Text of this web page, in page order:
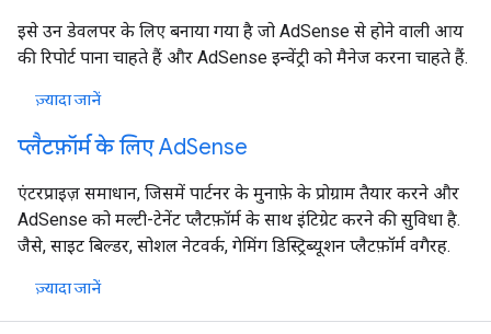
इसे उन डेवलपर के लिए बनाया गया है जो AdSense से होने वाली आय
की रिपोर्ट पाना चाहते हैं और AdSense इन्वेंट्री को मैनेज करना चाहते हैं.
ज़्यादा जानें
प्लैटफ़ॉर्म के लिए AdSense
एंटरप्राइज़ समाधान, जिसमें पार्टनर के मुनाफ़े के प्रोग्राम तैयार करने और
AdSense को मल्टी-टेनेंट प्लैटफ़ॉर्म के साथ इंटिग्रेट करने की सुविधा है.
जैसे, साइट बिल्डर, सोशल नेटवर्क, गेमिंग डिस्ट्रिब्यूशन प्लैटफ़ॉर्म वगैरह.
ज़्यादा जानें